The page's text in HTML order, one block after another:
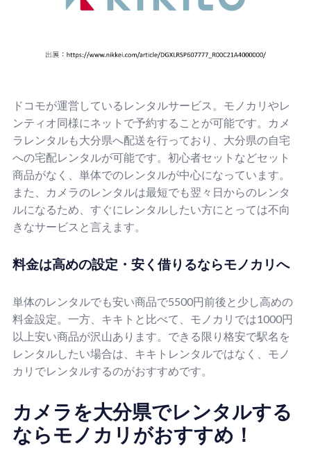
ドコモが運営しているレンタルサービス。モノカリやレ
ンティオ同様にネットで予約することが可能です。カメ
ラレンタルも大分県へ配送を行っており、大分県の自宅
への宅配レンタルが可能です。初心者セットなどセット
商品がなく、単体でのレンタルが中心になっています。
また、カメラのレンタルは最短でも翌々日からのレンタ
ルになるため、すぐにレンタルしたい方にとっては不向
きなサービスと言えます。
料金は高めの設定・安く借りるならモノカリへ
単体のレンタルでも安い商品で5500円前後と少し高めの
料金設定。一方、キキトと比べて、モノカリでは1000円
以上安い商品が沢山あります。できる限り格安で駅名を
レンタルしたい場合は、キキトレンタルではなく、モノ
カリでレンタルするのがおすすめです。
カメラを大分県でレンタルする
ならモノカリがおすすめ！